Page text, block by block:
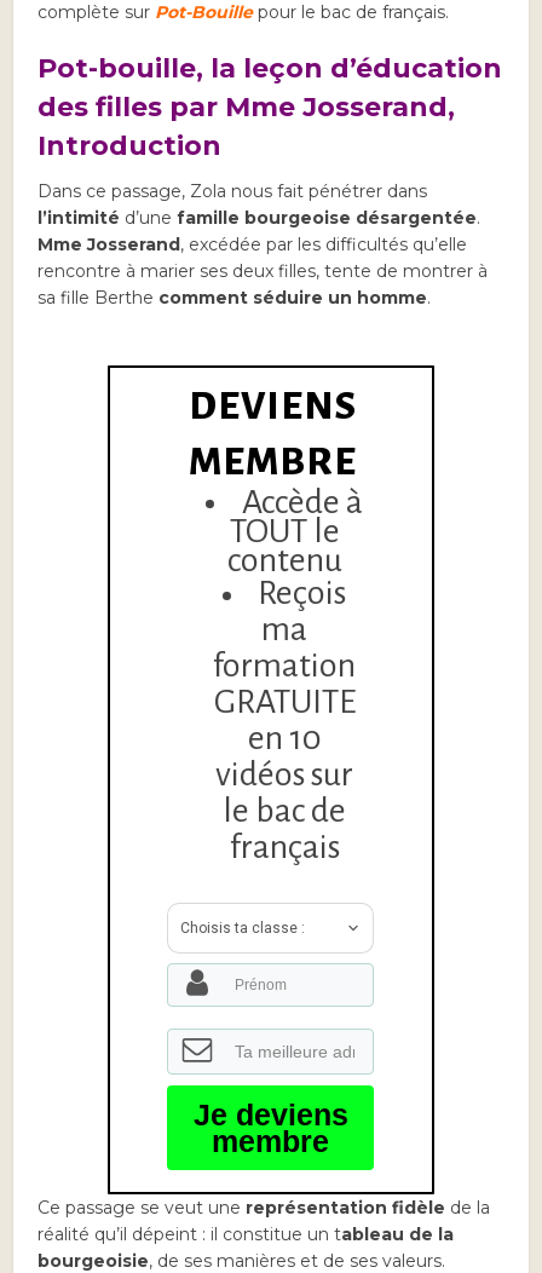
complète sur Pot-Bouillepour le bac de français.
Pot-bouille, la leçon d’éducation
des filles par Mme Josserand,
Introduction
Dans ce passage, Zola nous fait pénétrer dans
l’intimité d’unefamille bourgeoise désargentée.
Mme Josserand, excédée par les difficultés qu’elle
rencontre à marier ses deux filles, tente de montrer à
sa fille Berthe comment séduire un homme.
DEVIENS
MEMBRE
Accède à
TOUT le
contenu
Reçois
ma
formation
GRATUITE
en 10
vidéos sur
le bac de
français
Choisis ta classe :
Je deviens
membre
Ce passage se veut une représentation fidèle de la
réalité qu’il dépeint : il constitue un tableau de la
bourgeoisie, de ses manières et de ses valeurs.